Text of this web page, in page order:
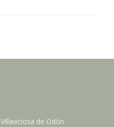
Villaviciosa de Odón